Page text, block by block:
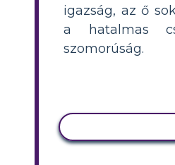
igazság, az ő
a hatalmas
szomorúság.